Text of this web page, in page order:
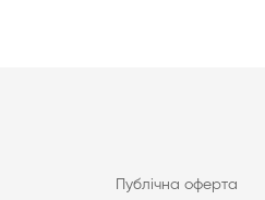
Публічна оферта